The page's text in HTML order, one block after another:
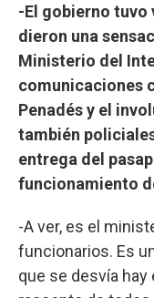
-El gobierno
dieron una
Ministerio del
comunicaciones
Penadés y el
también
entrega del
funcionamiento
-A ver, es el
funcionarios. Es
que se desvía hay